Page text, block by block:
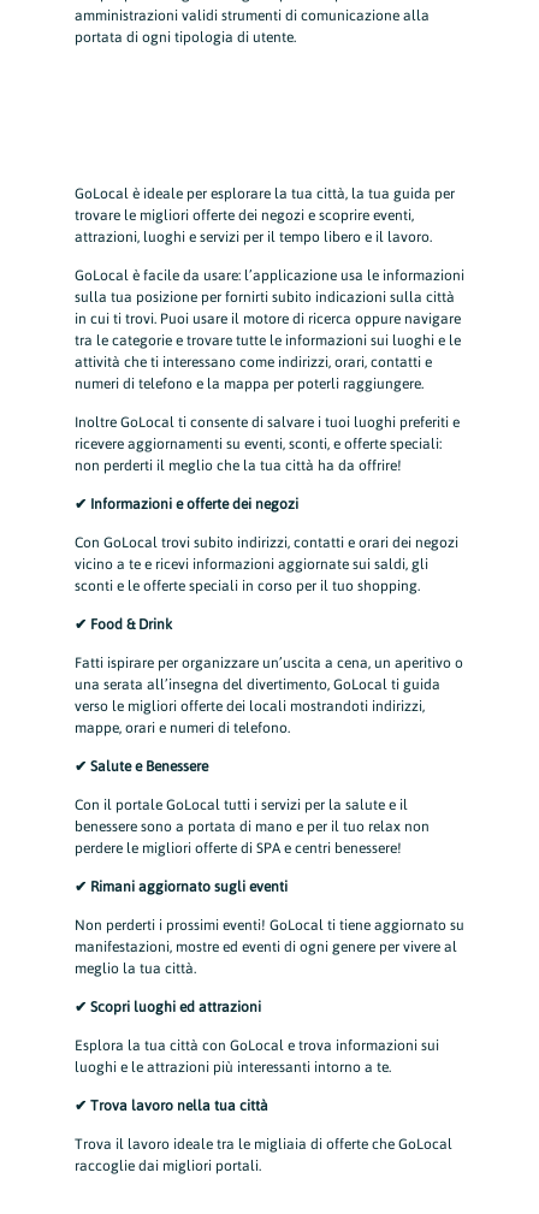
amministrazioni validi strumenti di comunicazione alla
portata di ogni tipologia di utente.
GoLocal è ideale per esplorare la tua città, la tua guida per
trovare le migliori offerte dei negozi e scoprire eventi,
attrazioni, luoghi e servizi per il tempo libero e il lavoro.
GoLocal è facile da usare: l’applicazione usa le informazioni
sulla tua posizione per fornirti subito indicazioni sulla città
in cui ti trovi. Puoi usare il motore di ricerca oppure navigare
tra le categorie e trovare tutte le informazioni sui luoghi e le
attività che ti interessano come indirizzi, orari, contatti e
numeri di telefono e la mappa per poterli raggiungere.
Inoltre GoLocal ti consente di salvare i tuoi luoghi preferiti e
ricevere aggiornamenti su eventi, sconti, e offerte speciali:
non perderti il meglio che la tua città ha da offrire!
✔ Informazioni e offerte dei negozi
Con GoLocal trovi subito indirizzi, contatti e orari dei negozi
vicino a te e ricevi informazioni aggiornate sui saldi, gli
sconti e le offerte speciali in corso per il tuo shopping.
✔ Food & Drink
Fatti ispirare per organizzare un’uscita a cena, un aperitivo o
una serata all’insegna del divertimento, GoLocal ti guida
verso le migliori offerte dei locali mostrandoti indirizzi,
mappe, orari e numeri di telefono.
✔ Salute e Benessere
Con il portale GoLocal tutti i servizi per la salute e il
benessere sono a portata di mano e per il tuo relax non
perdere le migliori offerte di SPA e centri benessere!
✔ Rimani aggiornato sugli eventi
Non perderti i prossimi eventi! GoLocal ti tiene aggiornato su
manifestazioni, mostre ed eventi di ogni genere per vivere al
meglio la tua città.
✔ Scopri luoghi ed attrazioni
Esplora la tua città con GoLocal e trova informazioni sui
luoghi e le attrazioni più interessanti intorno a te.
✔ Trova lavoro nella tua città
Trova il lavoro ideale tra le migliaia di offerte che GoLocal
raccoglie dai migliori portali.